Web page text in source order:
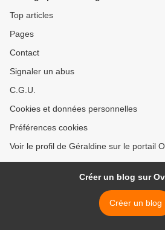
Top articles
Pages
Contact
Signaler un abus
C.G.U.
Cookies et données personnelles
Préférences cookies
Voir le profil de Géraldine sur le portail
Créer un blog sur
Créer un blog